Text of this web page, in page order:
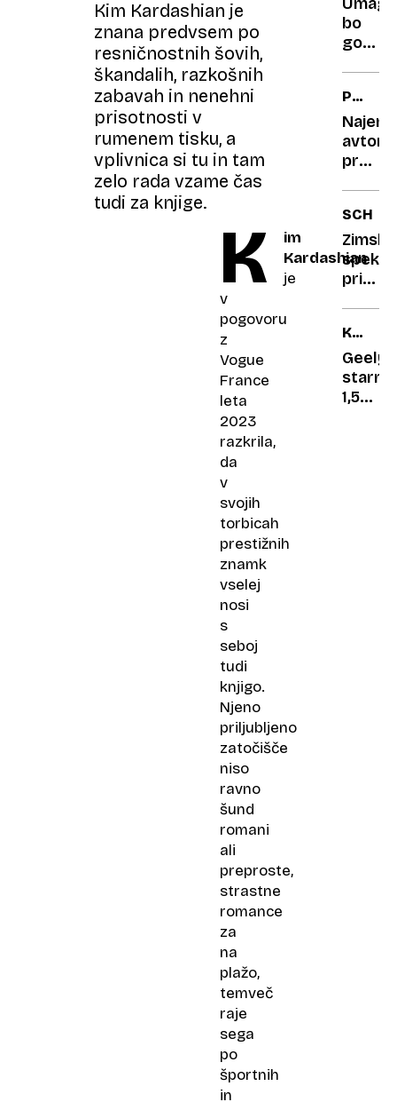
Kim Kardashian je
znana predvsem po
resničnostnih šovih,
škandalih, razkošnih
zabavah in nenehni
prisotnosti v
rumenem tisku, a
vplivnica si tu in tam
zelo rada vzame čas
tudi za knjige.
K
im
Kardashian
je
v
pogovoru
z
Vogue
France
leta
2023
razkrila,
da
v
svojih
torbicah
prestižnih
znamk
vselej
nosi
s
seboj
tudi
knjigo.
Njeno
priljubljeno
zatočišče
niso
ravno
šund
romani
ali
preproste,
strastne
romance
za
na
plažo,
temveč
raje
sega
po
športnih
in
NA
bo
gostil
igralce
Najem
boste
za
svojo
ceno
dobili
Zimski
KRATKI
TEST
Geely
1,5